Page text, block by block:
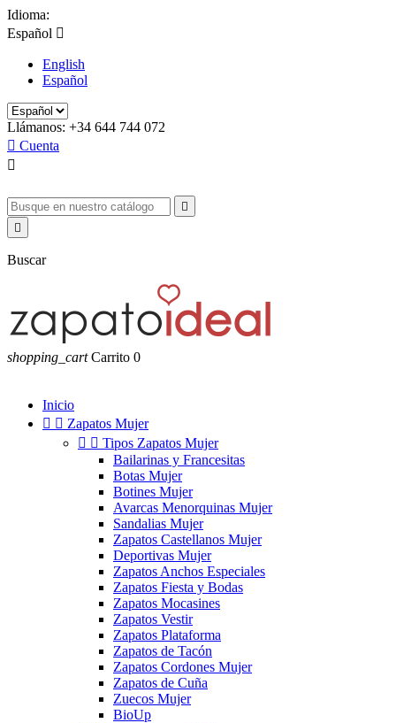
Idioma:
Español 
English
Español
Llámanos: +34 644 744 072
 Cuenta



Buscar
shopping_cart Carrito 0
Inicio
  Zapatos Mujer
  Tipos Zapatos Mujer
Bailarinas y Francesitas
Botas Mujer
Botines Mujer
Avarcas Menorquinas Mujer
Sandalias Mujer
Zapatos Castellanos Mujer
Deportivas Mujer
Zapatos Anchos Especiales
Zapatos Fiesta y Bodas
Zapatos Mocasines
Zapatos Vestir
Zapatos Plataforma
Zapatos de Tacón
Zapatos Cordones Mujer
Zapatos de Cuña
Zuecos Mujer
BioUp